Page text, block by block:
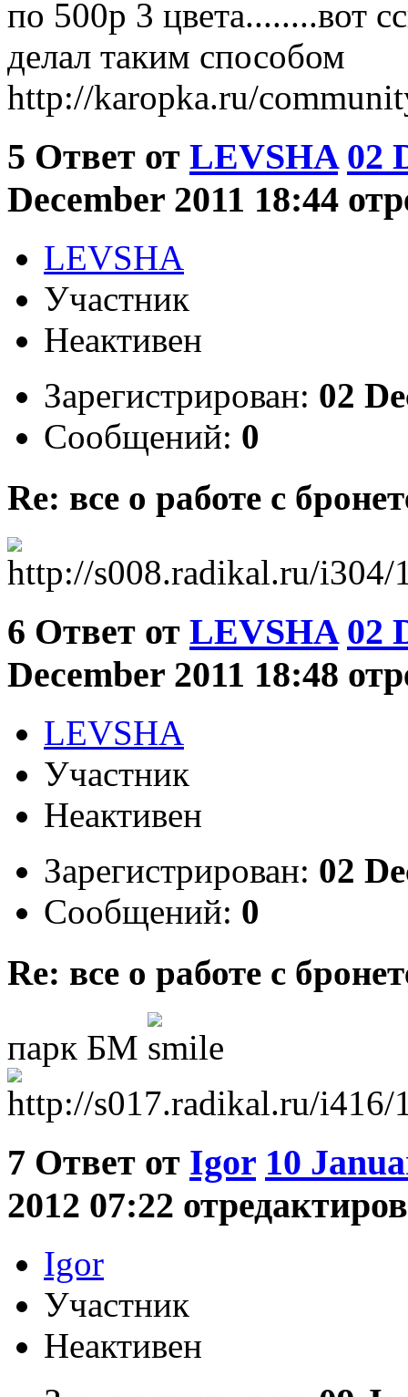
по 500р 3 цвета........вот
делал таким способом
http://karopka.ru/
5 Ответ от LEVSHA 02
December 2011 18:44
LEVSHA
Участник
Неактивен
Зарегистрирован: 02
Сообщений: 0
Re: все о работе с
6 Ответ от LEVSHA 02
December 2011 18:48
LEVSHA
Участник
Неактивен
Зарегистрирован: 02
Сообщений: 0
Re: все о работе с
парк БМ
7 Ответ от Igor 10
2012 07:22
Igor
Участник
Неактивен